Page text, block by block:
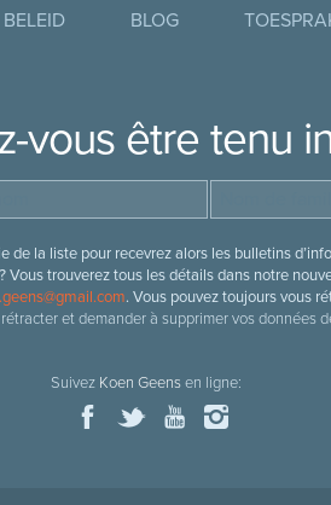
BELEID BLOG
vous être tenu
la liste pour recevrez alors les bulletins
trouverez tous les détails dans notre
. Vous pouvez toujours vous
et demander à supprimer vos données
Suivez Koen Geensen ligne: